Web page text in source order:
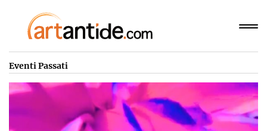
Eventi Passati